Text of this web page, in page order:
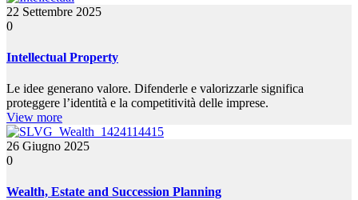
22 Settembre 2025
0
Intellectual Property
Le idee generano valore. Difenderle e valorizzarle significa
proteggere l’identità e la competitività delle imprese.
View more
26 Giugno 2025
0
Wealth, Estate and Succession Planning